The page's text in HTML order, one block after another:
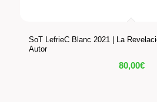
SoT LefrieC Blanc 2021 | La
Autor
80,00€